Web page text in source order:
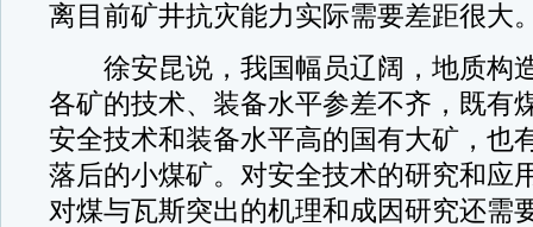
离目前矿井抗灾能力实际需要差距很大
徐安昆说，我国幅员辽阔，地质构
各矿的技术、装备水平参差不齐，既有
安全技术和装备水平高的国有大矿，也
落后的小煤矿。对安全技术的研究和应
对煤与瓦斯突出的机理和成因研究还需